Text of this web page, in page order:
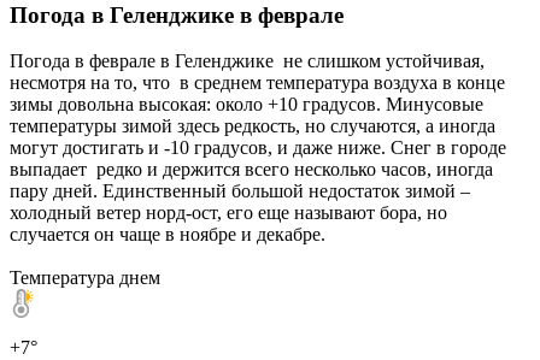
Погода в Геленджике в феврале
Погода в феврале в Геленджике не слишком устойчивая,
несмотря на то, что в среднем температура воздуха в конце
зимы довольна высокая: около +10 градусов. Минусовые
температуры зимой здесь редкость, но случаются, а иногда
могут достигать и -10 градусов, и даже ниже. Снег в городе
выпадает редко и держится всего несколько часов, иногда
пару дней. Единственный большой недостаток зимой –
холодный ветер норд-ост, его еще называют бора, но
случается он чаще в ноябре и декабре.
Температура днем
+7°